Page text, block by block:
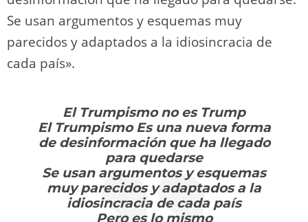
Se usan argumentos y esquemas muy
parecidos y adaptados a la idiosincracia de
cada país».
El Trumpismo no es Trump
El Trumpismo Es una nueva forma
de desinformación que ha llegado
para quedarse
Se usan argumentos y esquemas
muy parecidos y adaptados a la
idiosincracia de cada país
Pero es lo mismo